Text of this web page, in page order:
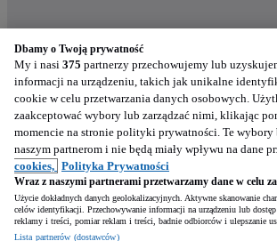
Napisz
Nasze aplikacje w twoim
Dbamy o Twoją prywatność
My i nasi 375 partnerzy przechowujemy lub
informacji na urządzeniu, takich jak unikalne
cookie w celu przetwarzania danych osobowych.
zaakceptować wybory lub zarządzać nimi, klikając
momencie na stronie polityki prywatności. Te wybory
naszym partnerom i nie będą miały wpływu na dane
cookies, Polityka Prywatności
Wraz z naszymi partnerami przetwarzamy dane w celu
Użycie dokładnych danych geolokalizacyjnych. Aktywne skanowanie
celów identyfikacji. Przechowywanie informacji na urządzeniu lub
reklamy i treści, pomiar reklam i treści, badnie odbiorców i ulepszanie
Lista partnerów (dostawców)